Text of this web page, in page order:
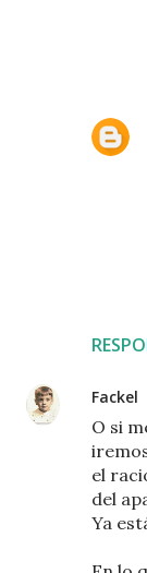
Fackel
O si
el
del
Ya